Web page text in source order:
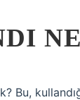
Bu,